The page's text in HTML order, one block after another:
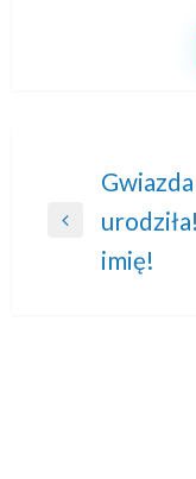
wpisu
Previous
imię!